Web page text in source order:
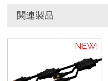
関連製品
NEW